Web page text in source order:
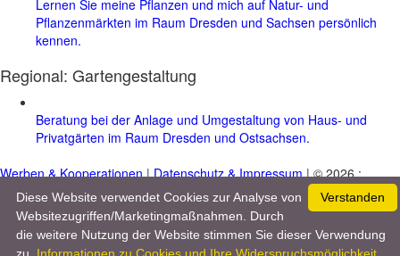
Lernen Sie meine Pflanzen und mich auf Natur- und
Pflanzenmärkten im Raum Dresden und Sachsen persönlich
kennen.
Regional: Gartengestaltung
Beratung bei der Anlage und Umgestaltung von Haus- und
Privatgärten im Raum Dresden und Ostsachsen.
Werben & Kooperationen|Datenschutz & Impressum| © 2026 :
www.pflanzenreich.com
Verstanden
Diese Website verwendet Cookies zur Analyse von
Websitezugriffen/Marketingmaßnahmen. Durch
die weitere Nutzung der Website stimmen Sie dieser Verwendung